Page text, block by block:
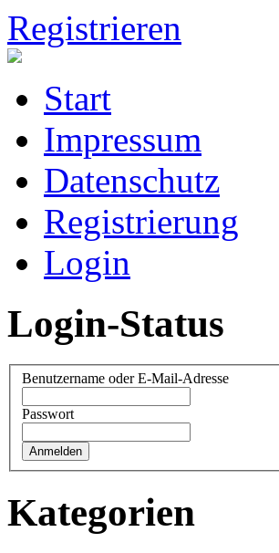
Registrieren
Start
Impressum
Datenschutz
Registrierung
Login
Login-Status
Benutzername oder E-Mail-Adresse
Passwort
Kategorien